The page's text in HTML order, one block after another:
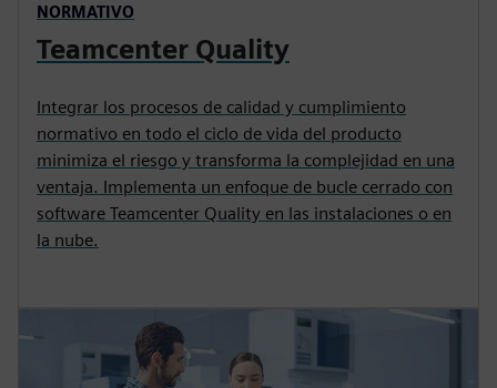
NORMATIVO
Teamcenter Quality
Integrar los procesos de calidad y cumplimiento
normativo en todo el ciclo de vida del producto
minimiza el riesgo y transforma la complejidad en una
ventaja. Implementa un enfoque de bucle cerrado con
software Teamcenter Quality en las instalaciones o en
la nube.